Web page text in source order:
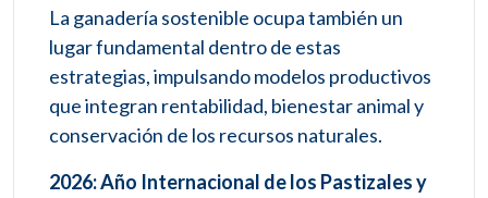
La ganadería sostenible ocupa también un
lugar fundamental dentro de estas
estrategias, impulsando modelos productivos
que integran rentabilidad, bienestar animal y
conservación de los recursos naturales.
2026: Año Internacional de los Pastizales y